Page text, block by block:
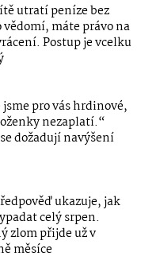
utratí peníze bez
vědomí, máte právo na
Postup je vcelku
jsme pro vás hrdinové,
nezaplatí.“
dožadují navýšení
ukazuje, jak
celý srpen.
zlom přijde už v
měsíce